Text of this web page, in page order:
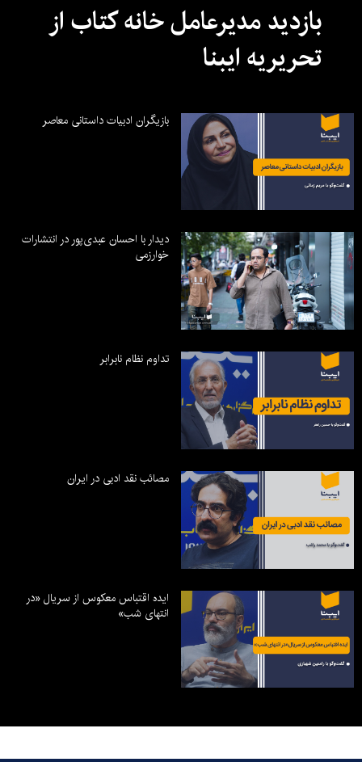
بازدید مدیرعامل خانه کتاب از
تحریریه ایبنا
بازیگران ادبیات داستانی معاصر
دیدار با احسان عبدی‌پور در انتشارات
خوارزمی
تداوم نظام نابرابر
مصائب نقد ادبی در ایران
ایده اقتباس معکوس از سریال «در
انتهای شب»